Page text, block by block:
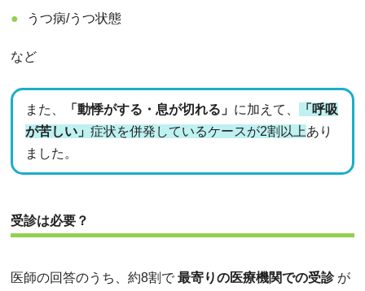
うつ病/うつ状態
など
また、 「動悸がする・息が切れる」 に加えて、
「呼吸
が苦しい」 症状を併発しているケースが2割以上あり
ました。
受診は必要？
医師の回答のうち、約8割で 最寄りの医療機関での受診 が